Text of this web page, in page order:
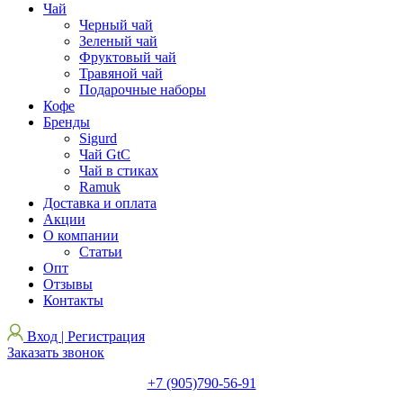
Чай
Черный чай
Зеленый чай
Фруктовый чай
Травяной чай
Подарочные наборы
Кофе
Бренды
Sigurd
Чай GtC
Чай в стиках
Ramuk
Доставка и оплата
Акции
О компании
Статьи
Опт
Отзывы
Контакты
Вход | Регистрация
Заказать звонок
+7 (905)790-56-91